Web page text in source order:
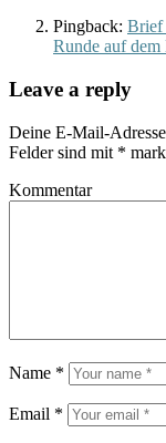
Pingback: Brief
Runde auf
Leave a reply
Deine E-Mail-
Felder sind mit *
Kommentar
Name *
Email *